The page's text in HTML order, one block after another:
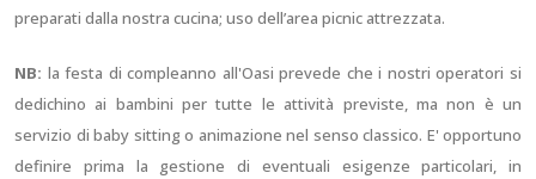
preparati dalla nostra cucina; uso dell’area picnic attrezzata.
NB: la festa di compleanno all'Oasi prevede che i nostri operatori si
dedichino ai bambini per tutte le attività previste, ma non è un
servizio di baby sitting o animazione nel senso classico. E' opportuno
definire prima la gestione di eventuali esigenze particolari, in